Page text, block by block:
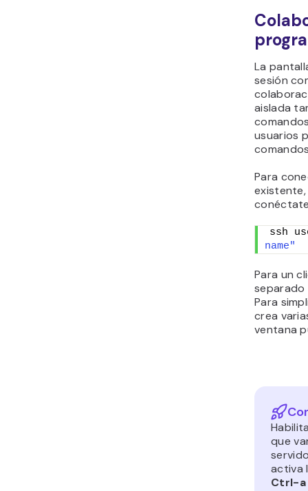
La
sesión
aislada
usuarios
Para
existente,
ssh
name"
Para un
separado
Para
crea
ventana
que
activa
Ctrl-a